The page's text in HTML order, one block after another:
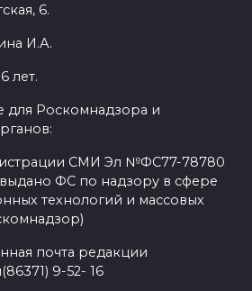
6.
И.А.
лет.
для Роскомнадзора и
СМИ Эл №ФС77-78780
выдано ФС по надзору в сфере
технологий и массовых
почта редакции
9-52- 16